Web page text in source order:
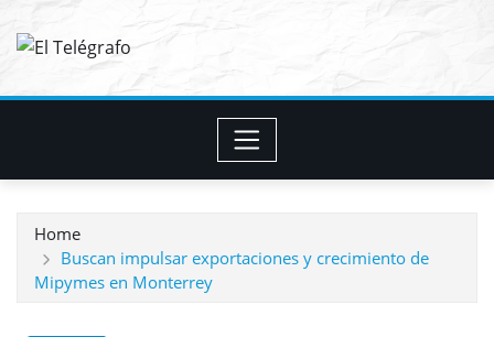
Home
Buscan impulsar exportaciones y crecimiento de
Mipymes en Monterrey